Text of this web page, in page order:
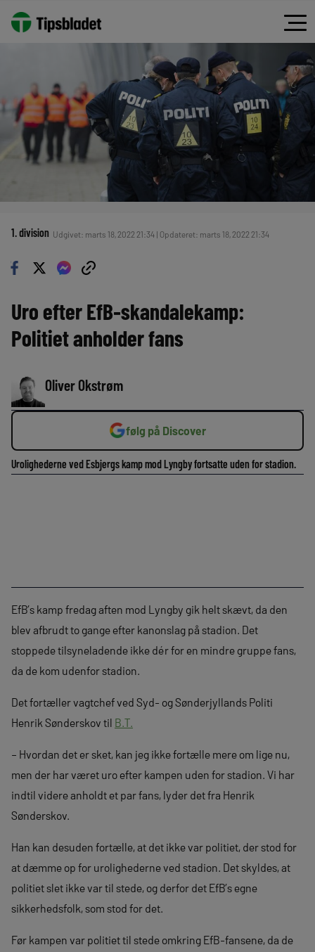
1. division Udgivet: marts 18, 2022 21:34 | Opdateret: marts 18, 2022 21:34
Uro efter EfB-skandalekamp:
Politiet anholder fans
Oliver Okstrøm
følg på Discover
Urolighederne ved Esbjergs kamp mod Lyngby fortsatte uden for stadion.
EfB’s kamp fredag aften mod Lyngby gik helt skævt, da den
blev afbrudt to gange efter kanonslag på stadion. Det
stoppede tilsyneladende ikke dér for en mindre gruppe fans,
da de kom udenfor stadion.
Det fortæller vagtchef ved Syd- og Sønderjyllands Politi
Henrik Sønderskov til B.T.
– Hvordan det er sket, kan jeg ikke fortælle mere om lige nu,
men der har været uro efter kampen uden for stadion. Vi har
indtil videre anholdt et par fans, lyder det fra Henrik
Sønderskov.
Han kan desuden fortælle, at det ikke var politiet, der stod for
at dæmme op for urolighederne ved stadion. Det skyldes, at
politiet slet ikke var til stede, og derfor det EfB’s egne
sikkerhedsfolk, som stod for det.
Før kampen var politiet til stede omkring EfB-fansene, da de